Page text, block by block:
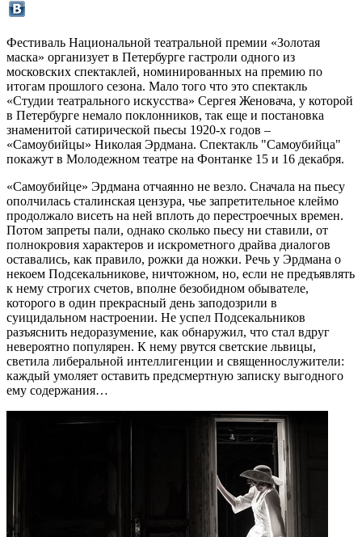
Фестиваль Национальной театральной премии «Золотая
маска» организует в Петербурге гастроли одного из
московских спектаклей, номинированных на премию по
итогам прошлого сезона. Мало того что это спектакль
«Студии театрального искусства» Сергея Женовача, у которой
в Петербурге немало поклонников, так еще и постановка
знаменитой сатирической пьесы 1920-х годов –
«Самоубийцы» Николая Эрдмана. Спектакль "Самоубийца"
покажут в Молодежном театре на Фонтанке 15 и 16 декабря.
«Самоубийце» Эрдмана отчаянно не везло. Сначала на пьесу
ополчилась сталинская цензура, чье запретительное клеймо
продолжало висеть на ней вплоть до перестроечных времен.
Потом запреты пали, однако сколько пьесу ни ставили, от
полнокровия характеров и искрометного драйва диалогов
оставались, как правило, рожки да ножки. Речь у Эрдмана о
некоем Подсекальникове, ничтожном, но, если не предъявлять
к нему строгих счетов, вполне безобидном обывателе,
которого в один прекрасный день заподозрили в
суицидальном настроении. Не успел Подсекальников
разъяснить недоразумение, как обнаружил, что стал вдруг
невероятно популярен. К нему рвутся светские львицы,
светила либеральной интеллигенции и священнослужители:
каждый умоляет оставить предсмертную записку выгодного
ему содержания…